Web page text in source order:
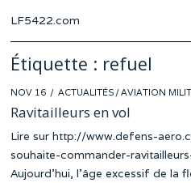
LF5422.com
Étiquette : refuel
POSTED
ON
NOV 16 ACTUALITÉS /AVIATION
Ravitailleurs en vol
Lire sur http://www.defens-
souhaite-commander-
Aujourd’hui, l’âge excessif de la